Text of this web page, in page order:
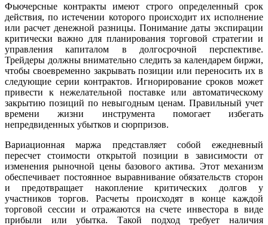
Фьючерсные контракты имеют строго определенный срок
действия, по истечении которого происходит их исполнение
или расчет денежной разницы. Понимание даты экспирации
критически важно для планирования торговой стратегии и
управления капиталом в долгосрочной перспективе.
Трейдеры должны внимательно следить за календарем биржи,
чтобы своевременно закрывать позиции или переносить их в
следующие серии контрактов. Игнорирование сроков может
привести к нежелательной поставке или автоматическому
закрытию позиций по невыгодным ценам. Правильный учет
времени жизни инструмента помогает избегать
непредвиденных убытков и сюрпризов.
Вариационная маржа представляет собой ежедневный
пересчет стоимости открытой позиции в зависимости от
изменения рыночной цены базового актива. Этот механизм
обеспечивает постоянное выравнивание обязательств сторон
и предотвращает накопление критических долгов у
участников торгов. Расчеты происходят в конце каждой
торговой сессии и отражаются на счете инвестора в виде
прибыли или убытка. Такой подход требует наличия